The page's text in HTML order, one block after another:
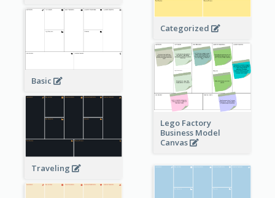
Categorized
Basic
Lego Factory
Business Model
Canvas
Traveling